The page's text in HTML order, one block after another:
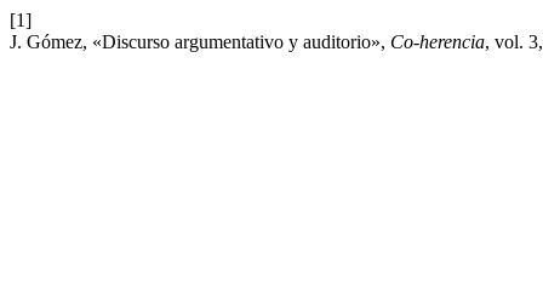
[1]
J. Gómez, «Discurso argumentativo y auditorio», Co-herencia, vol.